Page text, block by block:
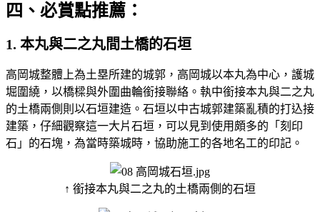
四、必賞點推薦：
1. 本丸與二之丸間土橋的石垣
高岡城整體上為土塁所建的城郭，高岡城以本丸為中心，護城
堀圍繞，以橋樑與外圍曲輪銜接聯絡。執中銜接本丸與二之丸
的土橋兩側則以石垣建造。石垣以中古城郭建築亂積的打込接
建築，仔細觀察這一大片石垣，可以見到使用頗多的「刻印
石」的石塊，為當時築城時，協助施工的各地名工的印記。
↑ 銜接本丸與二之丸的土橋兩側的石垣